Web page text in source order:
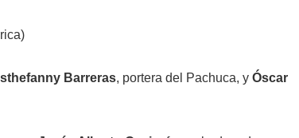
Barreras, portera del Pachuca, y Óscar